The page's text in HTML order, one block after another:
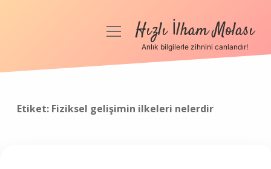
Anasayfa
menüyüHızlı İlham Molası
Anlık bilgilerle zihnini canlandır!
Etiket: Fiziksel gelişimin ilkeleri nelerdir